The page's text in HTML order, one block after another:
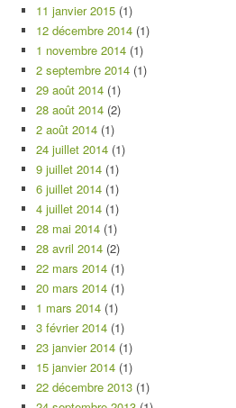
11 janvier 2015 (1)
12 décembre 2014 (1)
1 novembre 2014 (1)
2 septembre 2014 (1)
29 août 2014 (1)
28 août 2014 (2)
2 août 2014 (1)
24 juillet 2014 (1)
9 juillet 2014 (1)
6 juillet 2014 (1)
4 juillet 2014 (1)
28 mai 2014 (1)
28 avril 2014 (2)
22 mars 2014 (1)
20 mars 2014 (1)
1 mars 2014 (1)
3 février 2014 (1)
23 janvier 2014 (1)
15 janvier 2014 (1)
22 décembre 2013 (1)